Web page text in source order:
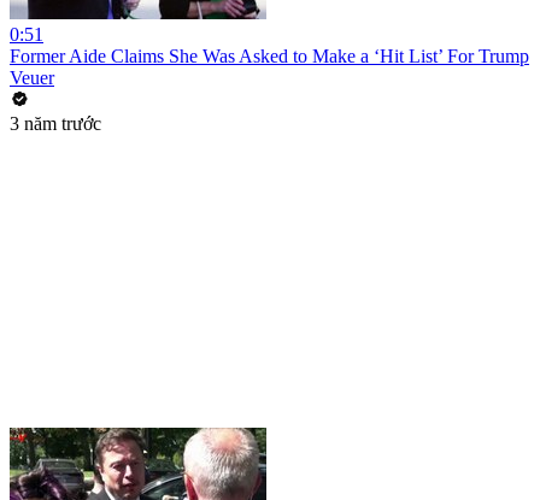
0:51
Former Aide Claims She Was Asked to Make a ‘Hit List’ For Trump
Veuer
3 năm trước